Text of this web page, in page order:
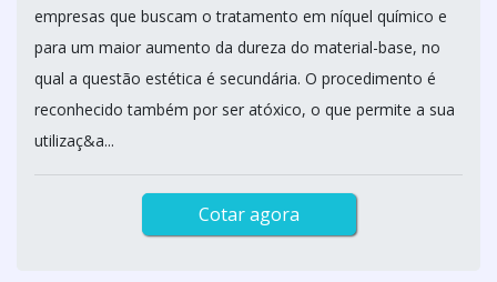
empresas que buscam o tratamento em níquel químico e
para um maior aumento da dureza do material-base, no
qual a questão estética é secundária. O procedimento é
reconhecido também por ser atóxico, o que permite a sua
utilizaç&a...
Cotar agora